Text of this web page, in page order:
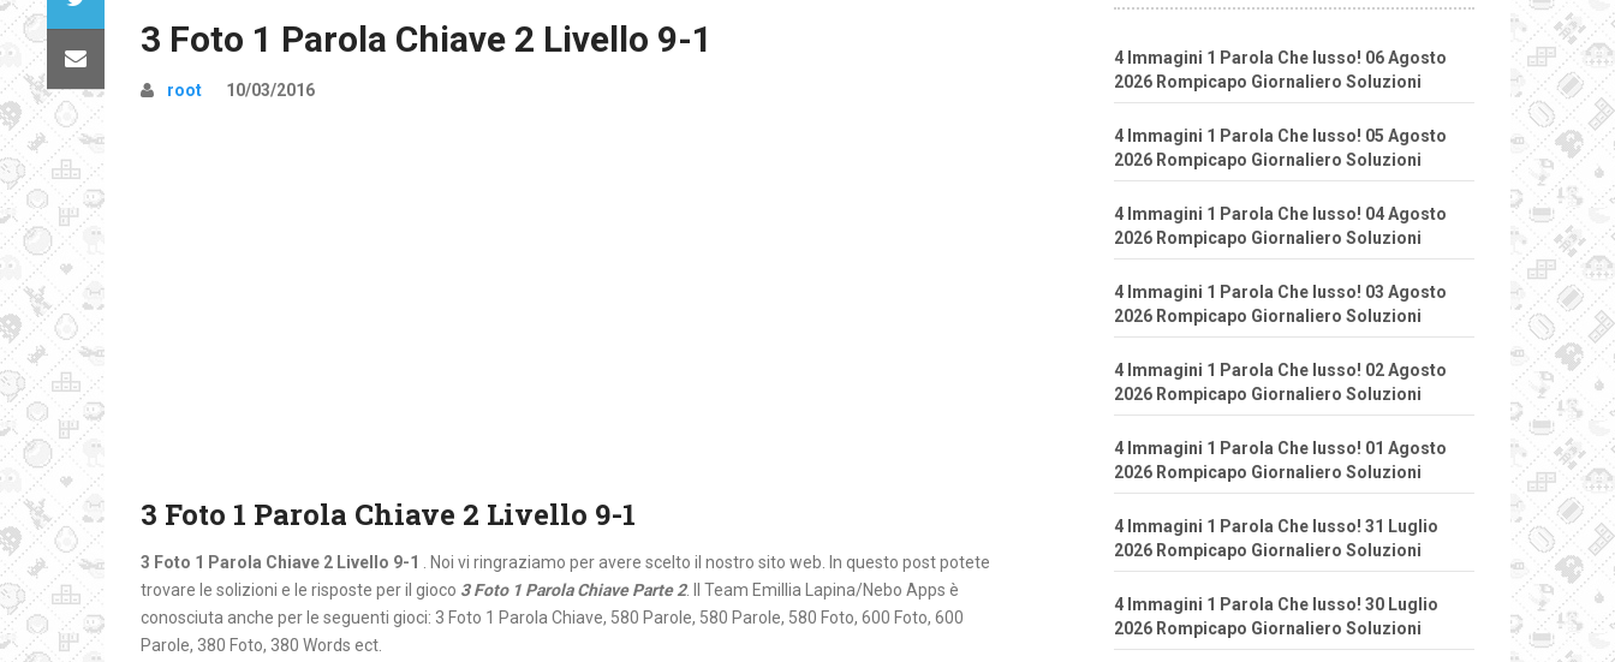
3 Foto 1 Parola Chiave 2 Livello 9-1
root 10/03/2016
3 Foto 1 Parola Chiave 2 Livello 9-1
3 Foto 1 Parola Chiave 2 Livello 9-1
. Noi vi ringraziamo per avere scelto il nostro sito web. In questo post potete
trovare le solizioni e le risposte per il gioco 3 Foto 1 Parola Chiave Parte 2. Il Team Emillia Lapina/Nebo Apps è
conosciuta anche per le seguenti gioci: 3 Foto 1 Parola Chiave, 580 Parole, 580 Parole, 580 Foto, 600 Foto, 600
Parole, 380 Foto, 380 Words ect.
4 Immagini 1 Parola Che lusso! 06 Agosto
2026 Rompicapo Giornaliero Soluzioni
4 Immagini 1 Parola Che lusso! 05 Agosto
2026 Rompicapo Giornaliero Soluzioni
4 Immagini 1 Parola Che lusso! 04 Agosto
2026 Rompicapo Giornaliero Soluzioni
4 Immagini 1 Parola Che lusso! 03 Agosto
2026 Rompicapo Giornaliero Soluzioni
4 Immagini 1 Parola Che lusso! 02 Agosto
2026 Rompicapo Giornaliero Soluzioni
4 Immagini 1 Parola Che lusso! 01 Agosto
2026 Rompicapo Giornaliero Soluzioni
4 Immagini 1 Parola Che lusso! 31 Luglio
2026 Rompicapo Giornaliero Soluzioni
4 Immagini 1 Parola Che lusso! 30 Luglio
2026 Rompicapo Giornaliero Soluzioni